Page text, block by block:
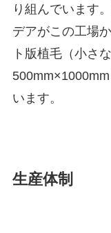
り組んでいます
デアがこの工場
ト版植毛（小さ
います。
生産体制